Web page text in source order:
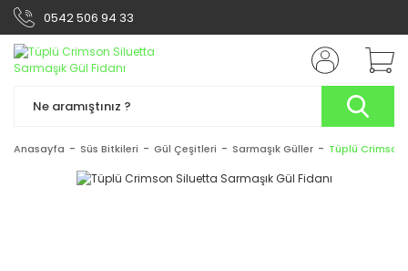
0542 506 94 33
Anasayfa Süs Bitkileri Gül Çeşitleri Sarmaşık Güller Tüplü Crimson